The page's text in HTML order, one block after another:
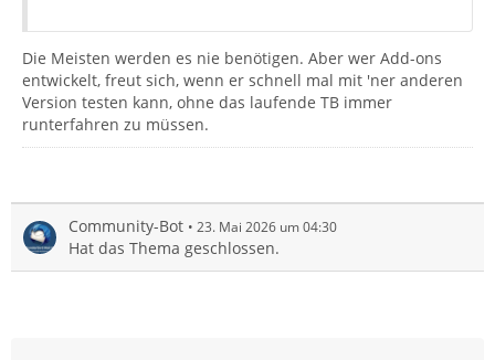
Die Meisten werden es nie benötigen. Aber wer Add-ons
entwickelt, freut sich, wenn er schnell mal mit 'ner anderen
Version testen kann, ohne das laufende TB immer
runterfahren zu müssen.
Community-Bot 23. Mai 2026 um 04:30
Hat das Thema geschlossen.